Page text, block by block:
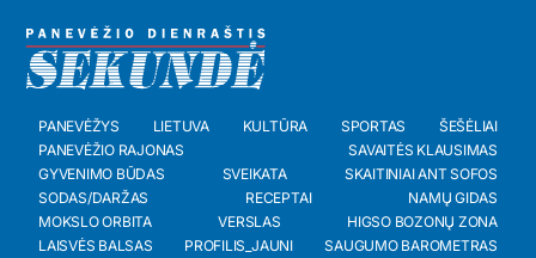
PANEVĖŽYS LIETUVA KULTŪRA SPORTAS
ŠEŠĖLIAI
PANEVĖŽIO RAJONAS
SAVAITĖS KLAUSIMAS
GYVENIMO BŪDAS
SVEIKATA
SKAITINIAI ANT SOFOS
SODAS/DARŽAS
RECEPTAI
NAMŲ GIDAS
MOKSLO ORBITA
VERSLAS
HIGSO BOZONŲ ZONA
LAISVĖS BALSAS
PROFILIS_JAUNI
SAUGUMO BAROMETRAS